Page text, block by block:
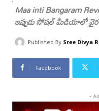
Maa inti Bangaram
ఇప్పుడు సోషల్ మీడియాలో
Published By Sree Divya
Facebook
-